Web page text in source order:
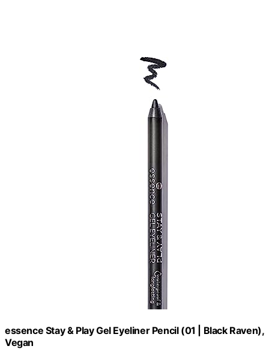
essence Stay & Play Gel Eyeliner Pencil (01 | Black Raven),
Vegan